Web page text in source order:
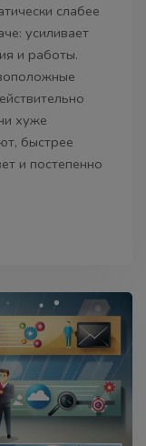
слабее
усиливает
и работы.
хуже
быстрее
и постепенно